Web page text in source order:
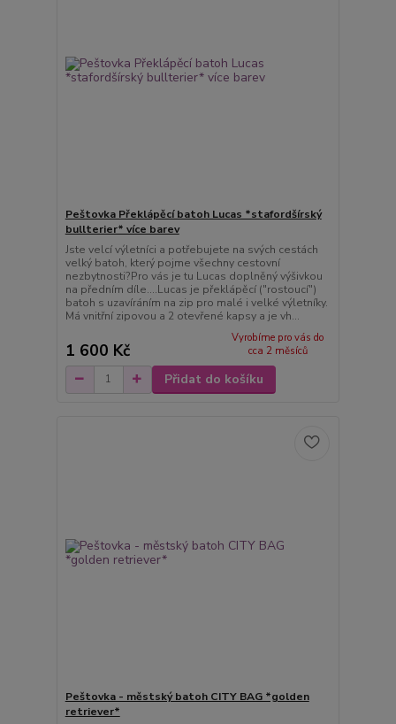
Peštovka Překlápěcí batoh Lucas *stafordšírský
bullterier* více barev
Jste velcí výletníci a potřebujete na svých cestách
velký batoh, který pojme všechny cestovní
nezbytnosti?Pro vás je tu Lucas doplněný výšivkou
na předním díle....Lucas je překlápěcí ("rostoucí")
batoh s uzavíráním na zip pro malé i velké výletníky.
Má vnitřní zipovou a 2 otevřené kapsy a je vh...
1 600 Kč
Vyrobíme pro vás do
cca 2 měsíců
Přidat do košíku
Peštovka - městský batoh CITY BAG *golden
retriever*